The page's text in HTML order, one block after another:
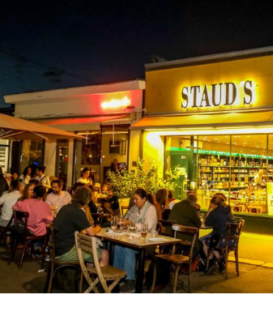
öffnen/schließen